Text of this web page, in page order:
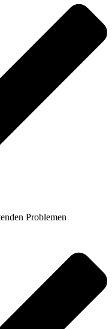
Problemen